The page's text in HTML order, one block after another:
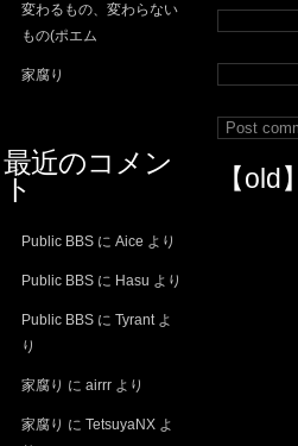
【old
変わるもの、変わらない
もの(ポエム
家腐り
最近のコメン
ト
Public BBS に Aice より
Public BBS に Hasu より
Public BBS に Tyrantよ
り
家腐り に airrr より
家腐り に TetsuyaNX よ